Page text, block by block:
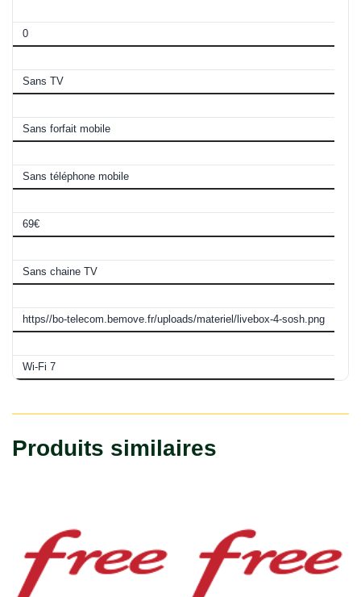
0
Sans TV
Sans forfait mobile
Sans téléphone mobile
69€
Sans chaine TV
https//bo-telecom.bemove.fr/uploads/materiel/livebox-4-sosh.png
Wi-Fi 7
Produits similaires